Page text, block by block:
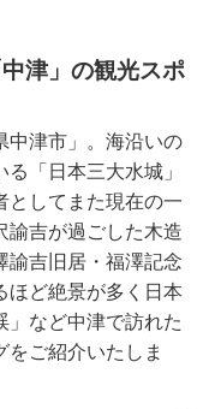
津」の観光スポ
中津市」。海沿いの
「日本三大水城」
としてまた現在の一
諭吉が過ごした木造
諭吉旧居・福澤記念
ほど絶景が多く日本
」など中津で訪れた
をご紹介いたしま